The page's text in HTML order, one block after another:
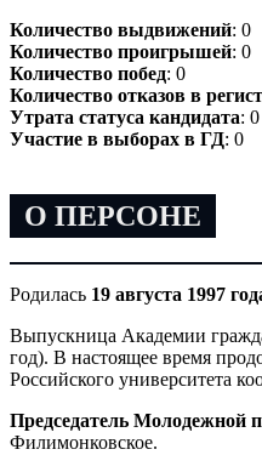
Количество выдвижений: 0
Количество проигрышей: 0
Количество побед: 0
Количество отказов в
Утрата статуса кандидата: 0
Участие в выборах в ГД: 0
О ПЕРСОНЕ
Родилась 19 августа 1997
Выпускница Академии
год). В настоящее время
Российского университета
Председатель Молодежной
Филимонковское.